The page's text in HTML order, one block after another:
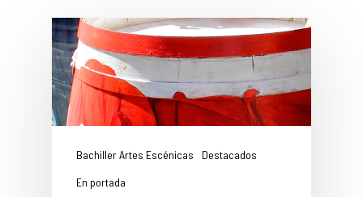
Bachiller Artes Escénicas
Destacados
En portada